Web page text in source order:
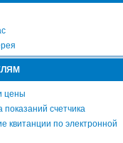
цены
показаний счетчика
квитанции по электронной